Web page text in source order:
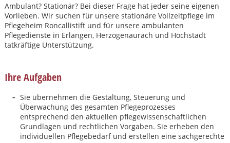
Ambulant? Stationär? Bei dieser Frage hat jeder seine eigenen
Vorlieben. Wir suchen für unsere stationäre Vollzeitpflege im
Pflegeheim Roncallistift und für unsere ambulanten
Pflegedienste in Erlangen, Herzogenaurach und Höchstadt
tatkräftige Unterstützung.
Ihre Aufgaben
Sie übernehmen die Gestaltung, Steuerung und
Überwachung des gesamten Pflegeprozesses
entsprechend den aktuellen pflegewissenschaftlichen
Grundlagen und rechtlichen Vorgaben. Sie erheben den
individuellen Pflegebedarf und erstellen eine sachgerechte
Karte anzeigen